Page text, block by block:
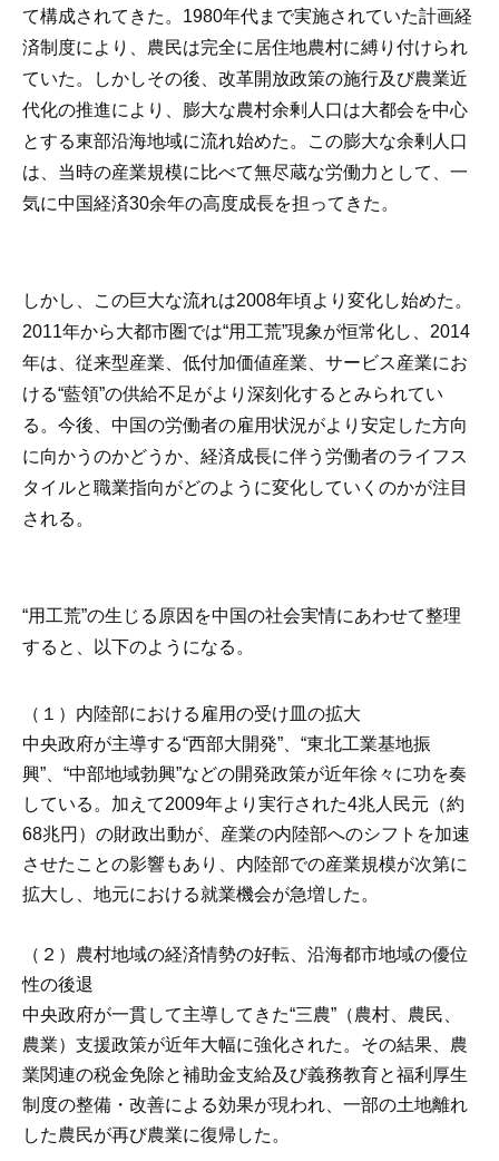
て構成されてきた。1980年代まで実施されていた計画経
済制度により、農民は完全に居住地農村に縛り付けられ
ていた。しかしその後、改革開放政策の施行及び農業近
代化の推進により、膨大な農村余剰人口は大都会を中心
とする東部沿海地域に流れ始めた。この膨大な余剰人口
は、当時の産業規模に比べて無尽蔵な労働力として、一
気に中国経済30余年の高度成長を担ってきた。
しかし、この巨大な流れは2008年頃より変化し始めた。
2011年から大都市圏では“用工荒”現象が恒常化し、2014
年は、従来型産業、低付加価値産業、サービス産業にお
ける“藍領”の供給不足がより深刻化するとみられてい
る。今後、中国の労働者の雇用状況がより安定した方向
に向かうのかどうか、経済成長に伴う労働者のライフス
タイルと職業指向がどのように変化していくのかが注目
される。
“用工荒”の生じる原因を中国の社会実情にあわせて整理
すると、以下のようになる。
（１）内陸部における雇用の受け皿の拡大
中央政府が主導する“西部大開発”、“東北工業基地振
興”、“中部地域勃興”などの開発政策が近年徐々に功を奏
している。加えて2009年より実行された4兆人民元（約
68兆円）の財政出動が、産業の内陸部へのシフトを加速
させたことの影響もあり、内陸部での産業規模が次第に
拡大し、地元における就業機会が急増した。
（２）農村地域の経済情勢の好転、沿海都市地域の優位
性の後退
中央政府が一貫して主導してきた“三農”（農村、農民、
農業）支援政策が近年大幅に強化された。その結果、農
業関連の税金免除と補助金支給及び義務教育と福利厚生
制度の整備・改善による効果が現われ、一部の土地離れ
した農民が再び農業に復帰した。